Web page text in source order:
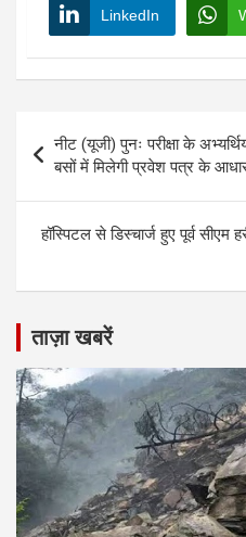
LinkedIn
navigation
नीट (यूजी) पुनः परीक्षा के
बसों में मिलेगी प्रवेश पत्र के
हॉस्पिटल से डिस्चार्ज हुए पूर्व सीएम
ताज़ा खबरें